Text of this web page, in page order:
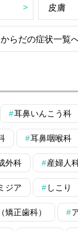
皮膚
からだの症状一覧
耳鼻いんこう科
耳鼻咽喉科
外科 産婦人
ジア しこり
矯正歯科）